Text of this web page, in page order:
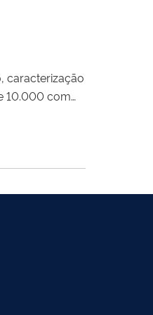
caracterização
10.000 com